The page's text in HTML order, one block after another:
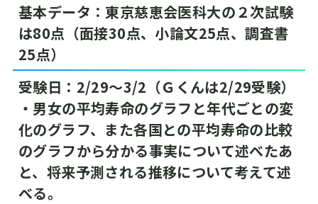
基本データ：東京慈恵会医科大の２次試験
は80点（面接30点、小論文25点、調査書
25点）
受験日：2/29～3/2（Ｇくんは2/29受験）
・男女の平均寿命のグラフと年代ごとの変
化のグラフ、また各国との平均寿命の比較
のグラフから分かる事実について述べたあ
と、将来予測される推移について考えて述
べる。